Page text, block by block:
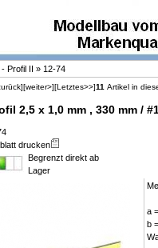
Profil II » 12-74
[weiter>][Letztes>>]11 Artikel in
2,5 x 1,0 mm , 330 mm /
drucken
Begrenzt direkt ab
Lager
a
b